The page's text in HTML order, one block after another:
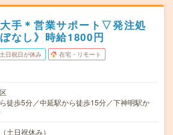
手＊営業サポート▽発注処
なし》時給1800円
土日祝日が休み 在宅・リモート
徒歩5分／中延駅から徒歩15分／下神明駅か
土日祝休み）